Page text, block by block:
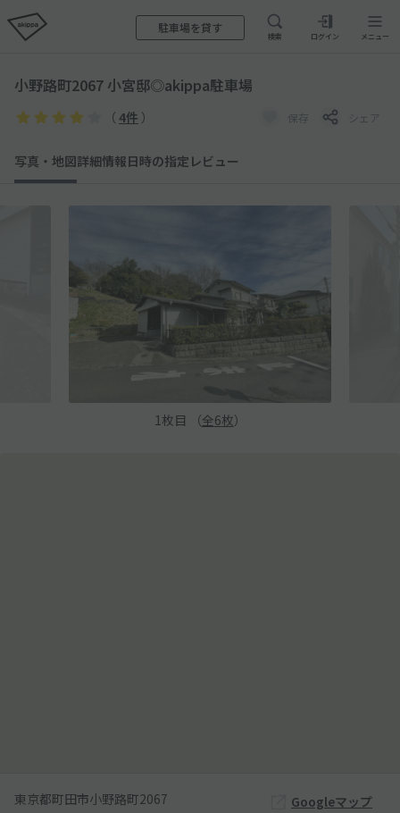
駐車場を貸す
検索 ログイン メニュー
小野路町2067 小宮邸◎akippa駐車場
（ 4件 ） 保存 シェア
写真・地図詳細情報日時の指定 レビュー
1 枚目 （全6枚）
東京都町田市小野路町2067 Googleマップ